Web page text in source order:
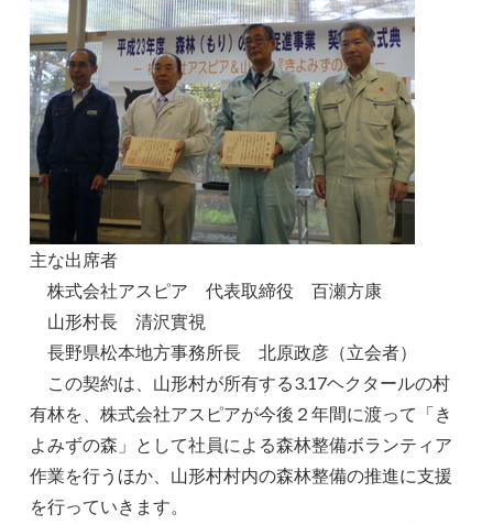
主な出席者
株式会社アスピア 代表取締役 百瀬方康
山形村長 清沢實視
長野県松本地方事務所長 北原政彦（立会者）
この契約は、山形村が所有する3.17ヘクタールの村
有林を、株式会社アスピアが今後２年間に渡って「き
よみずの森」として社員による森林整備ボランティア
作業を行うほか、山形村村内の森林整備の推進に支援
を行っていきます。